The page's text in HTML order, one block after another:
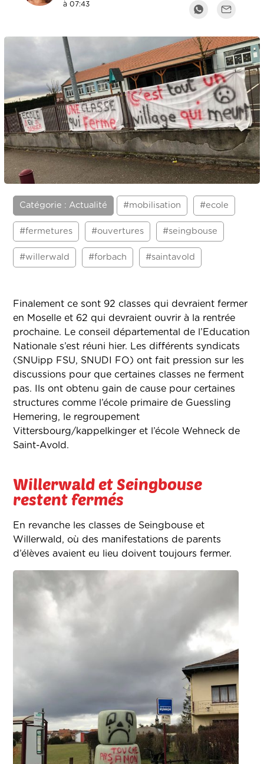
à 07:43
Catégorie : Actualité #mobilisation #ecole
#fermetures #ouvertures #seingbouse
#willerwald #forbach #saintavold
Finalement ce sont 92 classes qui devraient fermer
en Moselle et 62 qui devraient ouvrir à la rentrée
prochaine. Le conseil départemental de l’Education
Nationale s’est réuni hier. Les différents syndicats
(SNUipp FSU, SNUDI FO) ont fait pression sur les
discussions pour que certaines classes ne ferment
pas. Ils ont obtenu gain de cause pour certaines
structures comme l’école primaire de Guessling
Hemering, le regroupement
Vittersbourg/kappelkinger et l’école Wehneck de
Saint-Avold.
Willerwald et Seingbouse
restent fermés
En revanche les classes de Seingbouse et
Willerwald, où des manifestations de parents
d’élèves avaient eu lieu doivent toujours fermer.